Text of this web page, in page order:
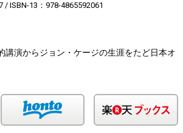
ISBN-13：978-4865592061
演からジョン・ケージの生涯をたど日本オ
honto